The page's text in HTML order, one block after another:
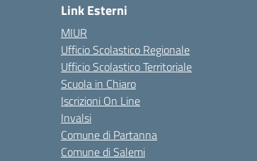
Link Esterni
MIUR
Ufficio Scolastico Regionale
Ufficio Scolastico Territoriale
Scuola in Chiaro
Iscrizioni On Line
Invalsi
Comune di Partanna
Comune di Salemi